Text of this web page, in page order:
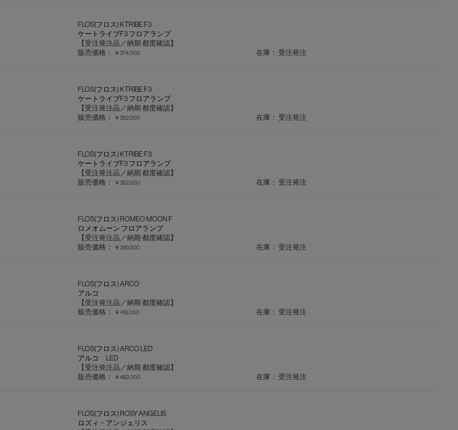
FLOS(フロス) KTRIBE F3
ケートライブF3 フロアランプ
【受注発注品／納期 都度確認】
販売価格：
￥374,000 在庫： 受注発注
FLOS(フロス) KTRIBE F3
ケートライブF3 フロアランプ
【受注発注品／納期 都度確認】
販売価格：
￥352,000 在庫： 受注発注
FLOS(フロス) KTRIBE F3
ケートライブF3 フロアランプ
【受注発注品／納期 都度確認】
販売価格：
￥352,000 在庫： 受注発注
FLOS(フロス) ROMEO MOON F
ロメオムーン フロアランプ
【受注発注品／納期 都度確認】
販売価格：
￥269,500 在庫： 受注発注
FLOS(フロス) ARCO
アルコ
【受注発注品／納期 都度確認】
販売価格：
￥418,000 在庫： 受注発注
FLOS(フロス) ARCO LED
アルコ LED
【受注発注品／納期 都度確認】
販売価格：
￥462,000 在庫： 受注発注
FLOS(フロス) ROSY ANGELIS
ロズィ・アンジェリス